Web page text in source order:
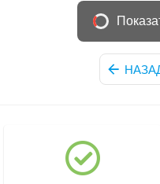
Магазин "Северный"